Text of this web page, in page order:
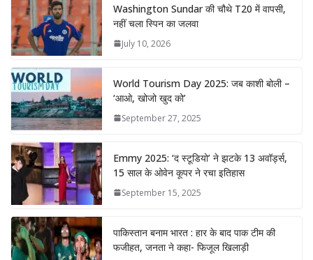
Washington Sundar की चौथे T20 में वापसी,
नहीं चला स्पिन का जलवा
July 10, 2026
World Tourism Day 2025: जब काशी बोली –
‘आओ, खोजो खुद को’
September 27, 2025
Emmy 2025: ‘द स्टूडियो’ ने झटके 13 अवॉर्ड्स,
15 साल के ओवेन कूपर ने रचा इतिहास
September 15, 2025
पाकिस्तान बनाम भारत : हार के बाद पाक टीम की
फजीहत, जनता ने कहा- फिजूल खिलाड़ी